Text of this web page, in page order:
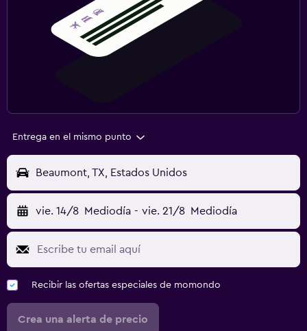
Entrega en el mismo punto
Beaumont, TX, Estados Unidos
vie. 14/8 Mediodía - vie. 21/8 Mediodía
Recibir las ofertas especiales de momondo
Crea una alerta de precio